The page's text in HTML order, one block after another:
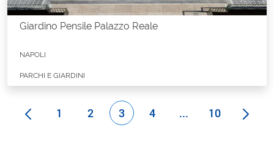
Giardino Pensile Palazzo Reale
NAPOLI
PARCHI E GIARDINI
Pagina
1 Pagina
2 Pagina
3 Pagina
4 ...Pagine intermedie
Pagina
10